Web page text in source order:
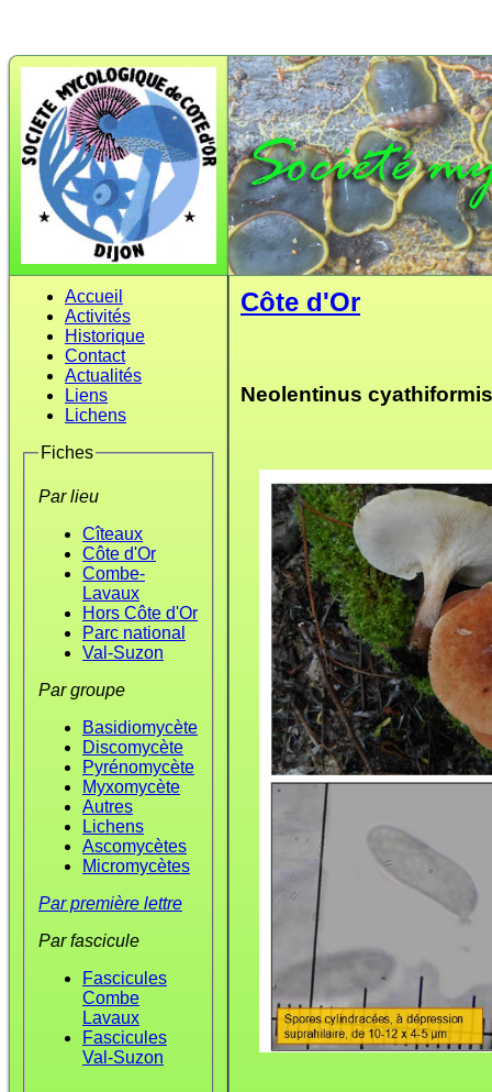
Accueil
Activités
Historique
Contact
Actualités
Liens
Lichens
Fiches
Par lieu
Cîteaux
Côte d'Or
Combe-
Lavaux
Hors Côte d'Or
Parc national
Val-Suzon
Par groupe
Basidiomycète
Discomycète
Pyrénomycète
Myxomycète
Autres
Lichens
Ascomycètes
Micromycètes
Par première lettre
Par fascicule
Fascicules
Combe
Lavaux
Fascicules
Val-Suzon
Côte d'Or
Neolentinus